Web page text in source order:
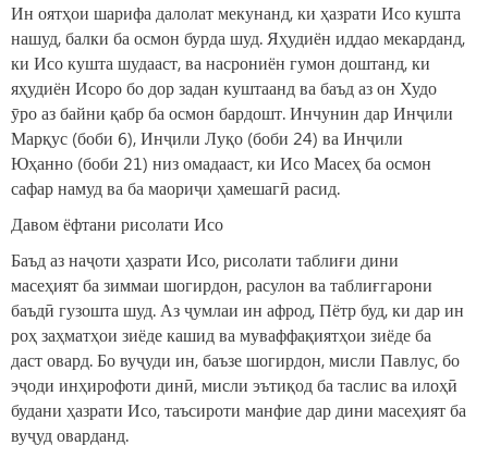
Ин оятҳои шарифа далолат мекунанд, ки ҳазрати Исо кушта
нашуд, балки ба осмон бурда шуд. Яҳудиён иддао мекарданд,
ки Исо кушта шудааст, ва насрониён гумон доштанд, ки
яҳудиён Исоро бо дор задан куштаанд ва баъд аз он Худо
ӯро аз байни қабр ба осмон бардошт. Инчунин дар Инҷили
Марқус (боби 6), Инҷили Луқо (боби 24) ва Инҷили
Юҳанно (боби 21) низ омадааст, ки Исо Масеҳ ба осмон
сафар намуд ва ба маориҷи ҳамешагӣ расид.
Давом ёфтани рисолати Исо
Баъд аз наҷоти ҳазрати Исо, рисолати таблиғи дини
масеҳият ба зиммаи шогирдон, расулон ва таблиғгарони
баъдӣ гузошта шуд. Аз ҷумлаи ин афрод, Пётр буд, ки дар ин
роҳ заҳматҳои зиёде кашид ва муваффақиятҳои зиёде ба
даст овард. Бо вуҷуди ин, баъзе шогирдон, мисли Павлус, бо
эҷоди инҳирофоти динӣ, мисли эътиқод ба таслис ва илоҳӣ
будани ҳазрати Исо, таъсироти манфие дар дини масеҳият ба
вуҷуд оварданд.